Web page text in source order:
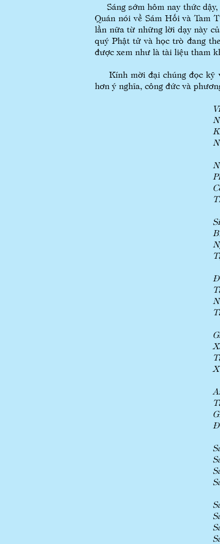
Sáng sớm hôm nay thức
Quán nói về Sám Hối và Tam
lần nữa từ những lời dạy này
quý Phật tử và học trò đang
được xem như là tài liệu tham
Kính mời đại chúng đọc kỹ
hơn ý nghĩa, công đức và